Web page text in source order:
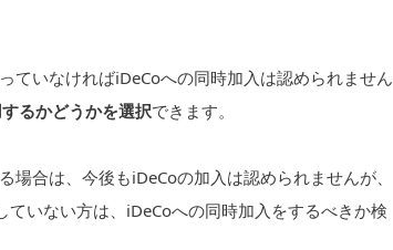
ていなければiDeCoへの同時加入は認められません
るかどうかを選択できます。
合は、今後もiDeCoの加入は認められませんが、
いない方は、iDeCoへの同時加入をするべきか検